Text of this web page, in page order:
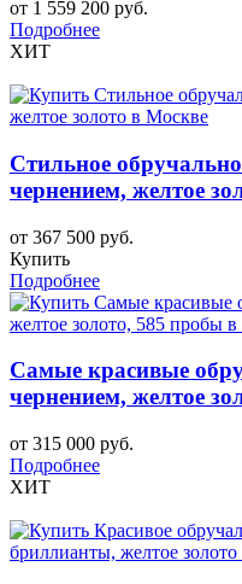
от 1 559 200 руб.
Подробнее
ХИТ
Стильное
чернением, желтое
от 367 500 руб.
Купить
Подробнее
Самые красивые
чернением, желтое
от 315 000 руб.
Подробнее
ХИТ